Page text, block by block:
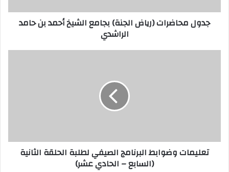
جدول محاضرات (رياض الجنة) بجامع الشيخ أحمد بن حامد
الراشدي
تعليمات وضوابط البرنامج الصيفي لطلبة الحلقة الثانية
(السابع – الحادي عشر)